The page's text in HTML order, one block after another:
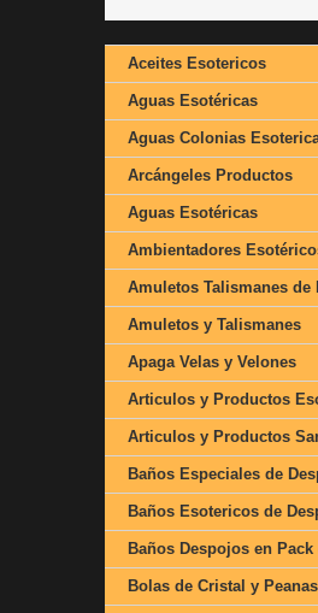
Aceites Esotericos
Aguas Esotéricas
Aguas Colonias
Arcángeles Productos
Aguas Esotéricas
Ambientadores
Amuletos Talismanes de
Amuletos y Talismanes
Apaga Velas y Velones
Articulos y Productos
Articulos y Productos
Baños Especiales de
Baños Esotericos de
Baños Despojos en
Bolas de Cristal y Peanas